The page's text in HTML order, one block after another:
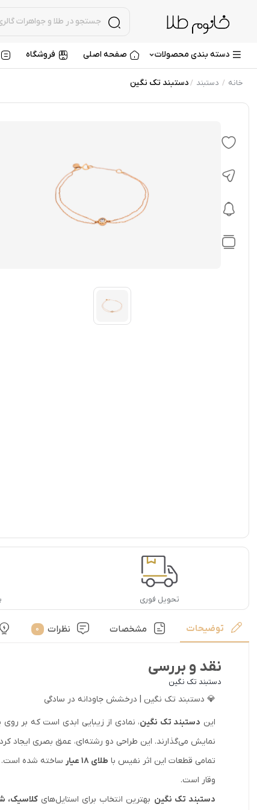
دسته بندی محصولات صفحه اصلی فروشگاه
خانه / دستبند /دستبند تک نگین
تحویل فوری
توضیحات مشخصات نظرات 0
نقد و بررسی
دستبند تک نگین
💎 دستبند تک نگین | درخشش جاودانه در سادگی
این دستبند تک نگین، نمادی از زیبایی ابدی است که بر
نمایش می‌گذارند. این طراحی دو رشته‌ای، عمق بصری ایجاد
تمامی قطعات این اثر نفیس با طلای ۱۸ عیار ساخته شده است.
وقار است.
دستبند تک نگین بهترین انتخاب برای استایل‌های کلاسیک،